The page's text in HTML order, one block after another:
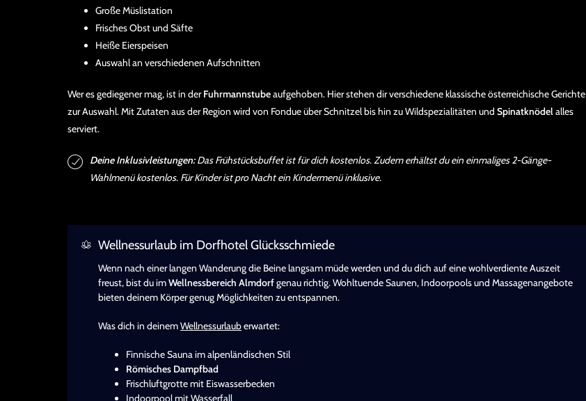
Große Müslistation
Frisches Obst und Säfte
Heiße Eierspeisen
Auswahl an verschiedenen Aufschnitten
Wer es gediegener mag, ist in derFuhrmannstubeaufgehoben. Hier stehen dir verschiedene klassische österreichische Gerichte
zur Auswahl. Mit Zutaten aus der Region wird von Fondue über Schnitzel bis hin zu Wildspezialitäten und Spinatknödelalles
serviert.
Deine Inklusivleistungen:Das Frühstücksbuffet ist für dich kostenlos. Zudem erhältst du ein einmaliges 2-Gänge-
Wahlmenü kostenlos. Für Kinder ist pro Nacht ein Kindermenü inklusive.
Wellnessurlaub im Dorfhotel Glücksschmiede
Wenn nach einer langen Wanderung die Beine langsam müde werden und du dich auf eine wohlverdiente Auszeit
freust, bist du imWellnessbereich Almdorfgenau richtig. Wohltuende Saunen, Indoorpools und Massagenangebote
bieten deinem Körper genug Möglichkeiten zu entspannen.
Was dich in deinemWellnessurlauberwartet:
Finnische Sauna im alpenländischen Stil
Römisches Dampfbad
Frischluftgrotte mit Eiswasserbecken
Indoorpool mit Wasserfall